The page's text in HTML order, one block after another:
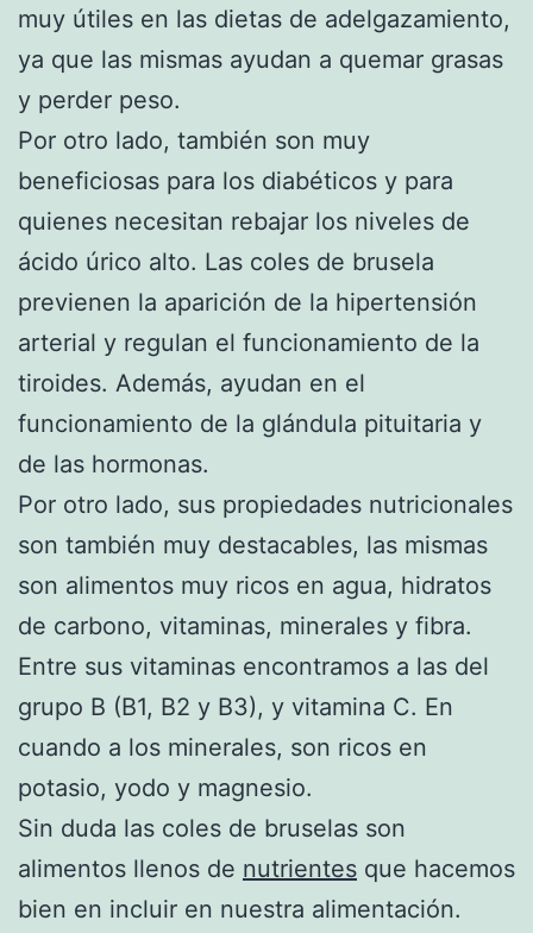
muy útiles en las dietas de adelgazamiento,
ya que las mismas ayudan a quemar grasas
y perder peso.
Por otro lado, también son muy
beneficiosas para los diabéticos y para
quienes necesitan rebajar los niveles de
ácido úrico alto. Las coles de brusela
previenen la aparición de la hipertensión
arterial y regulan el funcionamiento de la
tiroides. Además, ayudan en el
funcionamiento de la glándula pituitaria y
de las hormonas.
Por otro lado, sus propiedades nutricionales
son también muy destacables, las mismas
son alimentos muy ricos en agua, hidratos
de carbono, vitaminas, minerales y fibra.
Entre sus vitaminas encontramos a las del
grupo B (B1, B2 y B3), y vitamina C. En
cuando a los minerales, son ricos en
potasio, yodo y magnesio.
Sin duda las coles de bruselas son
alimentos llenos de nutrientes que hacemos
bien en incluir en nuestra alimentación.